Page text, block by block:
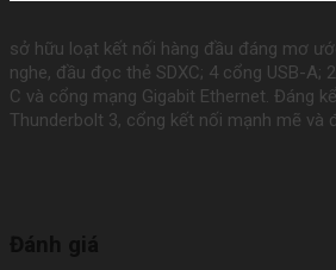
sở hữu loạt kết nối hàng đầu đáng mơ
nghe, đầu đọc thẻ SDXC; 4 cổng USB-A;
C và cổng mạng Gigabit Ethernet. Đáng
Thunderbolt 3, cổng kết nối mạnh mẽ và